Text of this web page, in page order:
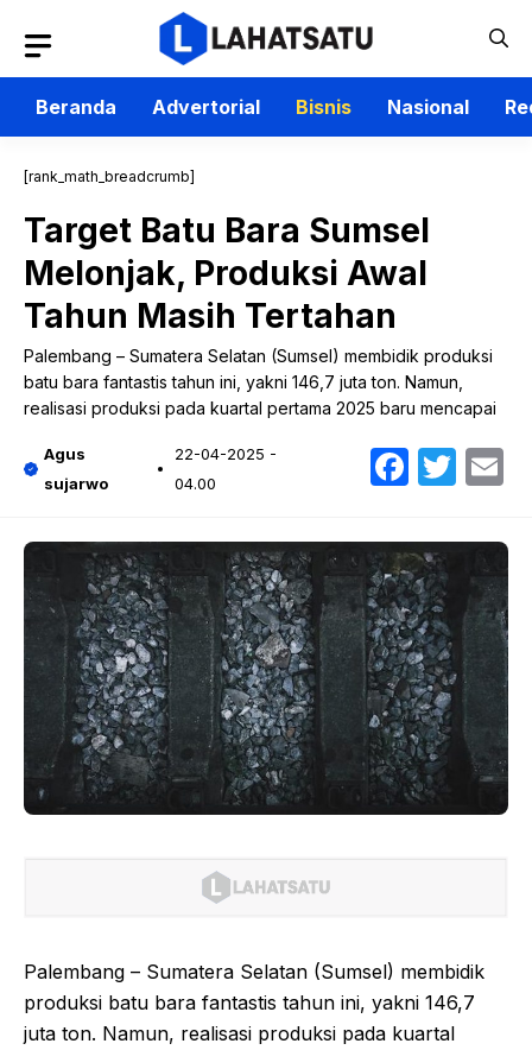
isi
Beranda
Advertorial Bisnis Nasional
[rank_math_breadcrumb]
Target Batu Bara Sumsel
Melonjak, Produksi Awal
Tahun Masih Tertahan
Palembang – Sumatera Selatan (Sumsel) membidik produksi
batu bara fantastis tahun ini, yakni 146,7 juta ton. Namun,
realisasi produksi pada kuartal pertama 2025 baru mencapai
Agus
sujarwo
22-04-2025 -
04.00
Palembang – Sumatera Selatan (Sumsel) membidik
produksi batu bara fantastis tahun ini, yakni 146,7
juta ton. Namun, realisasi produksi pada kuartal